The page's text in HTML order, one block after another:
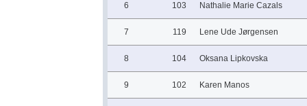
6 103 Nathalie Marie Cazals
7 119 Lene Ude Jørgensen
8 104 Oksana Lipkovska
9 102 Karen Manos